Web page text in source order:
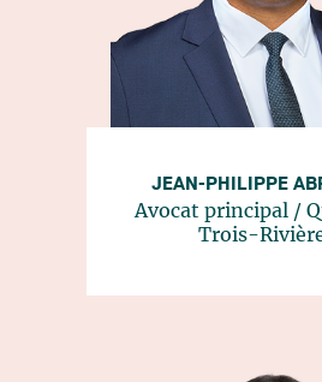
JEAN-PHILIPPE
Avocat principal
/
Trois-